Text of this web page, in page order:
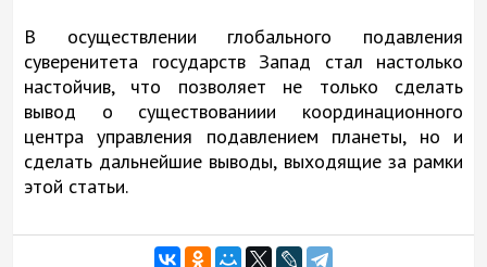
В осуществлении глобального подавления
суверенитета государств Запад стал настолько
настойчив, что позволяет не только сделать
вывод о существованиии координационного
центра управления подавлением планеты, но и
сделать дальнейшие выводы, выходящие за рамки
этой статьи.